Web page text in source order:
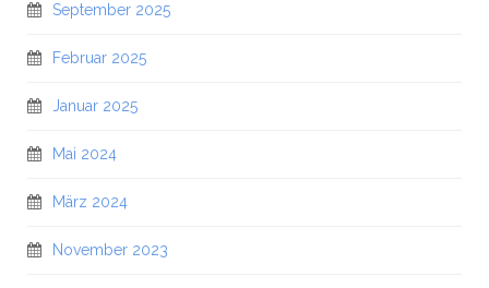
September 2025
Februar 2025
Januar 2025
Mai 2024
März 2024
November 2023